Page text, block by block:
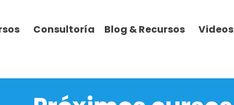
Consultoría Blog & Recursos Videos